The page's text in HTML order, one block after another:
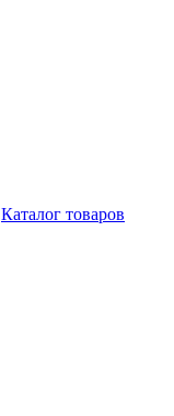
Каталог товаров